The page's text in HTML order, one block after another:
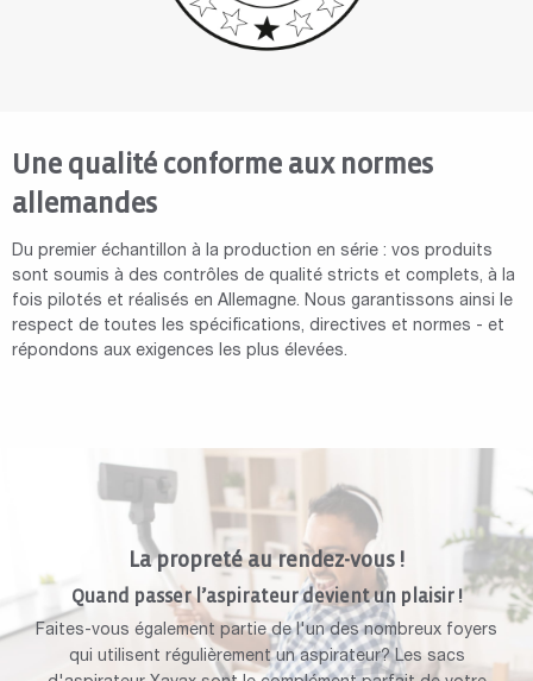
Une qualité conforme aux normes
allemandes
Du premier échantillon à la production en série : vos produits
sont soumis à des contrôles de qualité stricts et complets, à la
fois pilotés et réalisés en Allemagne. Nous garantissons ainsi le
respect de toutes les spécifications, directives et normes - et
répondons aux exigences les plus élevées.
La propreté au rendez-vous !
Quand passer l’aspirateur devient un plaisir !
Faites-vous également partie de l'un des nombreux foyers
qui utilisent régulièrement un aspirateur? Les sacs